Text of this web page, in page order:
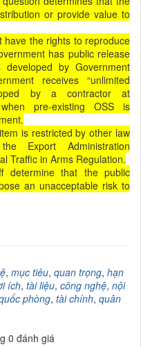
or provide value to
the rights to reproduce
has public release
by Government
receives “unlimited
by a contractor at
pre-existing OSS is
is restricted by other law
Export Administration
Traffic in Arms Regulation.
determine that the public
an unacceptable risk to
, mục tiêu, quan trọng, hạn
ích, tài liệu, công nghệ, nội
phòng, tài chính, quân
0 đánh giá